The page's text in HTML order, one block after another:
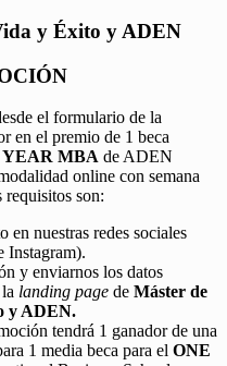
y Éxito y ADEN
el formulario de la
en el premio de 1 beca
YEAR MBA de ADEN
online con semana
requisitos son:
nuestras redes sociales
Instagram).
y enviarnos los datos
landing page de Máster de
y ADEN.
tendrá 1 ganador de una
1 media beca para el ONE